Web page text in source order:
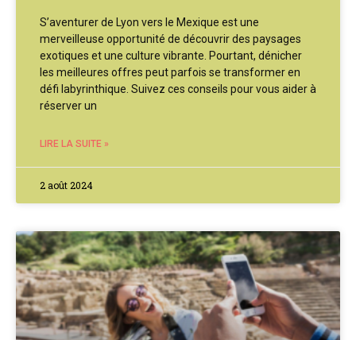
S’aventurer de Lyon vers le Mexique est une
merveilleuse opportunité de découvrir des paysages
exotiques et une culture vibrante. Pourtant, dénicher
les meilleures offres peut parfois se transformer en
défi labyrinthique. Suivez ces conseils pour vous aider à
réserver un
LIRE LA SUITE »
2 août 2024